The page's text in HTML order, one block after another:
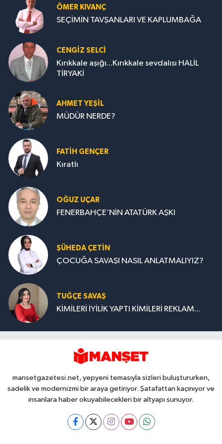
ÖMER KIVANÇ
SEÇİMİN TAVŞANLARI VE KAPLUMBAĞA
CENGİZ SELCİ
Kırıkkale aşığı...Kırıkkale sevdalısı HALİL
TİRYAKİ
AHMET YEŞİL
MÜDÜR NERDE?
FATIH GENÇER
Kıratlı
OĞUZ UÇAR
FENERBAHÇE’NİN ATATÜRK AŞKI
ŞÜHEDA ÇETİN
ÇOCUĞA SAVAŞI NASIL ANLATMALIYIZ?
TUĞÇE SAVAŞ
KİMİLERİ İYİLİK YAPTI KİMİLERİ REKLAM...
mansetgazetesi.net, yepyeni temasıyla sizleri buluştururken,
sadelik ve modernizmi bir araya getiriyor. Şatafattan kaçınıyor ve
insanlara haber okuyabilecekleri bir altyapı sunuyor.